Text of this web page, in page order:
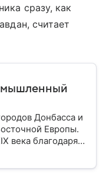
сразу, как
считает
Донбасса и
Европы.
века благодаря
а